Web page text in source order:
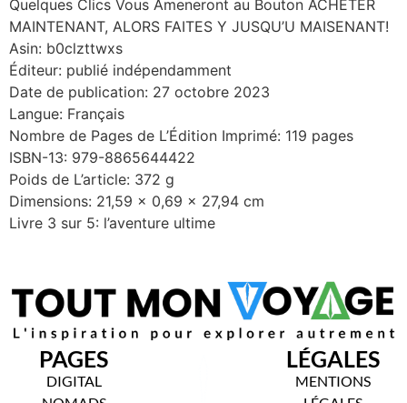
Quelques Clics Vous Ameneront au Bouton ACHETER
MAINTENANT, ALORS FAITES Y JUSQU’U MAISENANT!
Asin: b0clzttwxs
Éditeur: publié indépendamment
Date de publication: 27 octobre 2023
Langue: Français
Nombre de Pages de L’Édition Imprimé: 119 pages
ISBN-13: 979-8865644422
Poids de L’article: 372 g
Dimensions: 21,59 x 0,69 x 27,94 cm
Livre 3 sur 5: l’aventure ultime
PAGES
DIGITAL
LÉGALES
MENTIONS